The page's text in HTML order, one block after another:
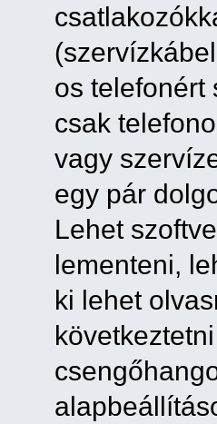
os telefonért
csak
vagy
egy pár
Lehet
lementeni,
ki lehet